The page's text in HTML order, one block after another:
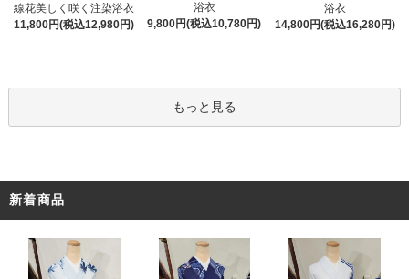
線花美しく咲く注染浴衣
11,800円(税込12,980円)
浴衣
9,800円(税込10,780円)
浴衣
14,800円(税込16,280円)
もっと見る
新着商品